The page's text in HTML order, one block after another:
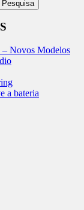
Novos Modelos
a bateria